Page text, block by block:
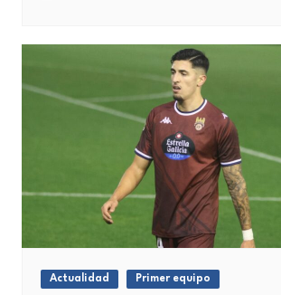
Actualidad Primer equipo